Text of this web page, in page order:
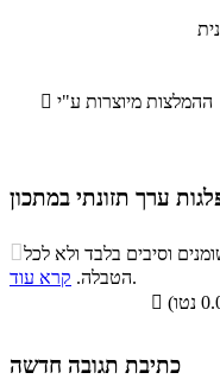

ערך תזונתי במתכון
ערך תזונתי במתכון
סיבים
תזונתיים
שומנים חלבונים
וסיבים בלבד ולא לכל
הטבלה. קרא עוד
.

כתיבת תגובה חדשה